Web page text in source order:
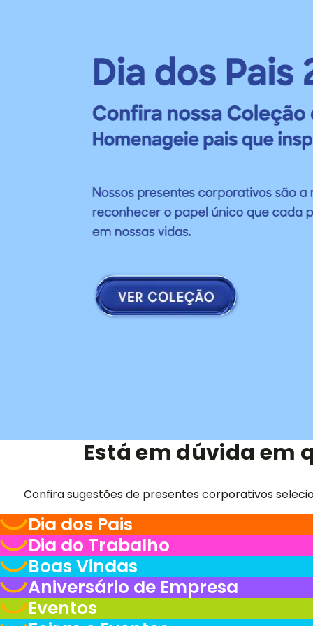
Está em dúvida em
Confira sugestões de presentes corporativos
Dia dos Pais
Dia do Trabalho
Boas Vindas
Aniversário de Empresa
Eventos